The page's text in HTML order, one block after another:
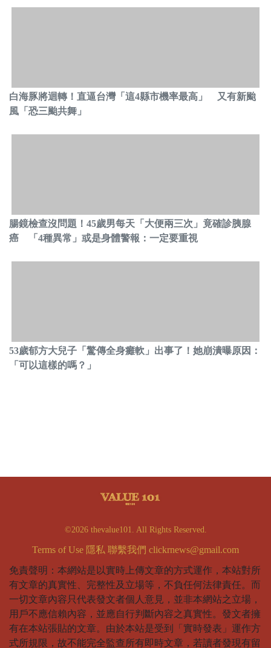
白海豚將迴轉！直逼台灣「這4縣市機率最高」 又有新颱
風「恐三颱共舞」
腸鏡檢查沒問題！45歲男每天「大便兩三次」竟確診胰腺
癌 「4種異常」或是身體警報：一定要重視
53歲郁方大兒子「驚傳全身癱軟」出事了！她崩潰曝原因：
「可以這樣的嗎？」
©2026 thevalue101. All Rights Reserved.
Terms of Use 隱私 聯繫我們 clickrnews@gmail.com
免責聲明：本網站是以實時上傳文章的方式運作，本站對所
有文章的真實性、完整性及立場等，不負任何法律責任。而
一切文章內容只代表發文者個人意見，並非本網站之立場，
用戶不應信賴內容，並應自行判斷內容之真實性。發文者擁
有在本站張貼的文章。由於本站是受到「實時發表」運作方
式所規限，故不能完全監查所有即時文章，若讀者發現有留